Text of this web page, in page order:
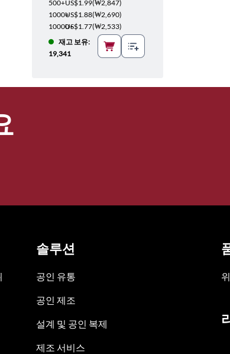
500+US$1.99(₩2,847)
1000+US$1.88(₩2,690)
10000+US$1.77(₩2,533)
재고 보유:
19,341
솔루션
공인 유통
공인 제조
설계 및 공인 복제
제조 서비스